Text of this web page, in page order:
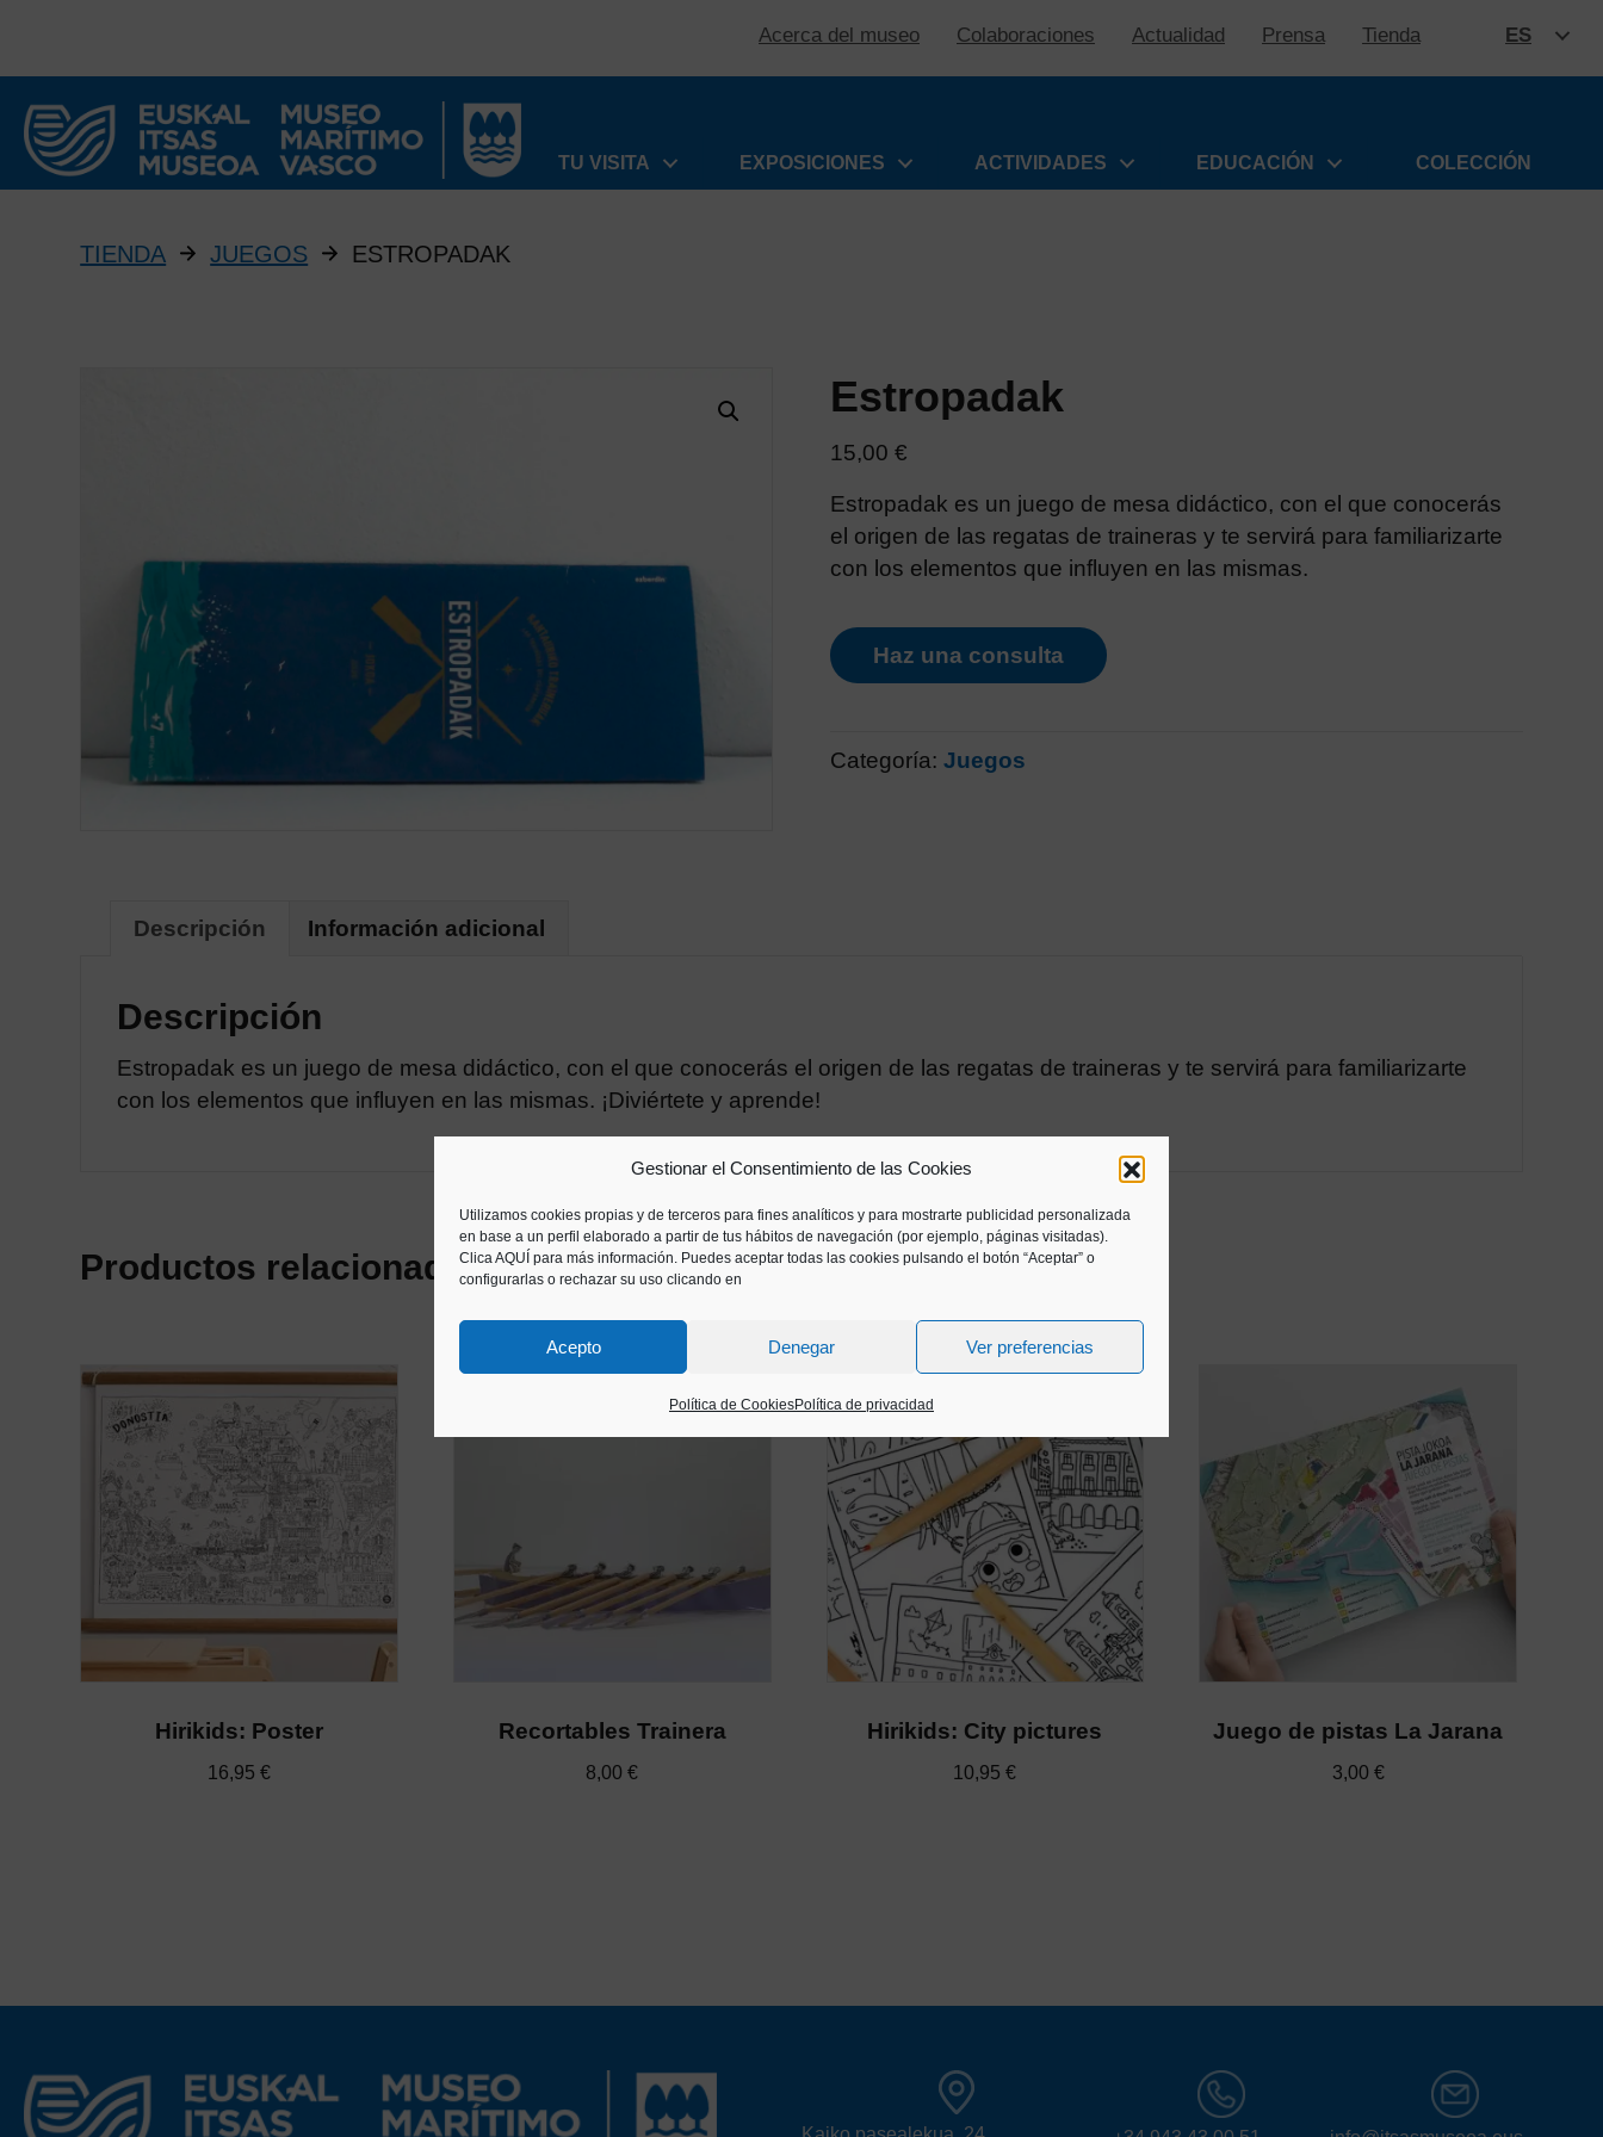
Gestionar el Consentimiento de las Cookies
Utilizamos cookies propias y de terceros para fines analíticos y para mostrarte publicidad personalizada
en base a un perfil elaborado a partir de tus hábitos de navegación (por ejemplo, páginas visitadas).
Clica AQUÍ para más información. Puedes aceptar todas las cookies pulsando el botón “Aceptar” o
configurarlas o rechazar su uso clicando en
Acepto Denegar Ver preferencias
Política de CookiesPolítica de privacidad
Acerca del museo Colaboraciones Actualidad Prensa Tienda ES
TU VISITA
EXPOSICIONES ACTIVIDADES EDUCACIÓN COLECCIÓN
TIENDA JUEGOS ESTROPADAK
Estropadak
15,00€
Estropadak es un juego de mesa didáctico, con el que conocerás
el origen de las regatas de traineras y te servirá para familiarizarte
con los elementos que influyen en las mismas.
Haz una consulta
Categoría:Juegos
Descripción Información adicional
Descripción
Estropadak es un juego de mesa didáctico, con el que conocerás el origen de las regatas de traineras y te servirá para familiarizarte
con los elementos que influyen en las mismas. ¡Diviértete y aprende!
Productos relacionados
Hirikids: Poster
16,95€
Recortables Trainera
8,00€
Hirikids: City pictures
10,95€
Juego de pistas La Jarana
3,00 €